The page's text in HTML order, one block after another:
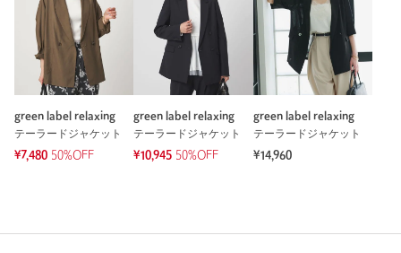
green label relaxing
テーラードジャケット
¥7,480 50%OFF
green label relaxing
テーラードジャケット
¥10,945 50%OFF
green label relaxing
テーラードジャケット
¥14,960